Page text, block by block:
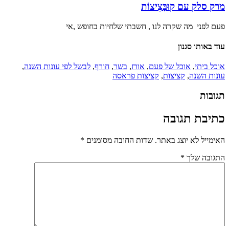
מרק סלק עם קוּבָּצִיצוֹת
פעם לפני מה שקרה לנו , חשבתי שלחיות בחופש ,אי
עוד באותו סגנון
אוכל ביתי, אוכל של פעם, אורז, בשר, חורף, לבשל לפי עונות השנה,
עונות השנה, קציצות, קציצות פראסה
תגובות
כתיבת תגובה
האימייל לא יוצג באתר. שדות החובה מסומנים *
התגובה שלך *